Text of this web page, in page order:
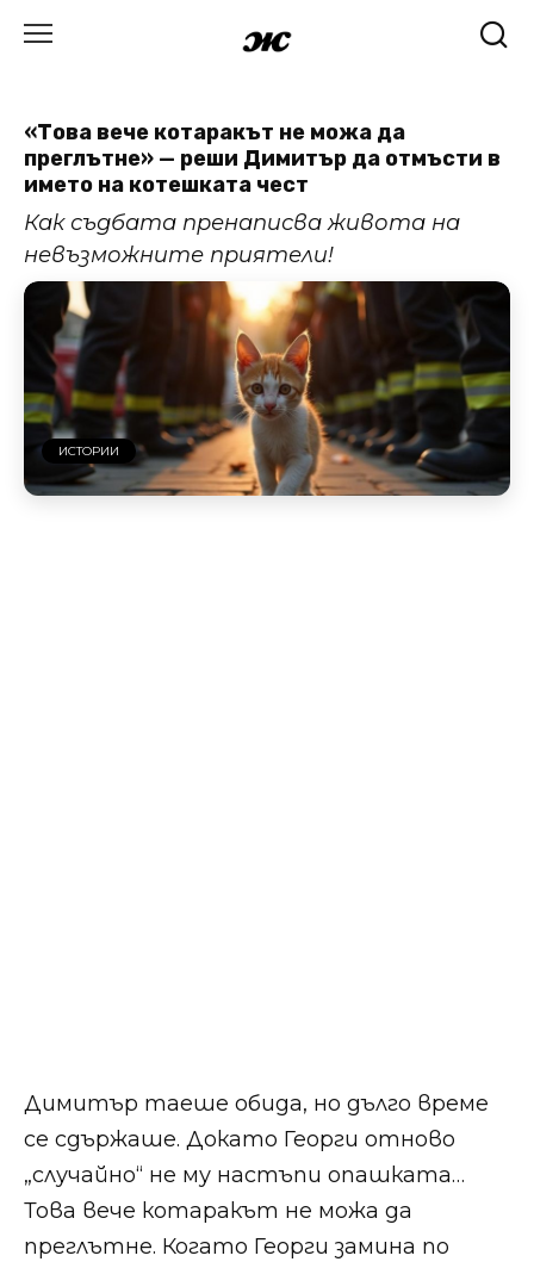
«Това вече котаракът не можа да
преглътне» — реши Димитър да отмъсти в
името на котешката чест
Как съдбата пренаписва живота на
невъзможните приятели!
ИСТОРИИ
Димитър таеше обида, но дълго време
се сдържаше. Докато Георги отново
„случайно“ не му настъпи опашката…
Това вече котаракът не можа да
преглътне. Когато Георги замина по